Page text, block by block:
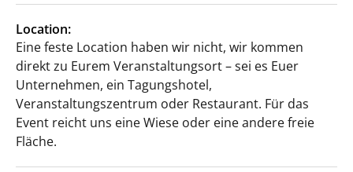
Location:
Eine feste Location haben wir nicht, wir kommen
direkt zu Eurem Veranstaltungsort – sei es Euer
Unternehmen, ein Tagungshotel,
Veranstaltungszentrum oder Restaurant. Für das
Event reicht uns eine Wiese oder eine andere freie
Fläche.